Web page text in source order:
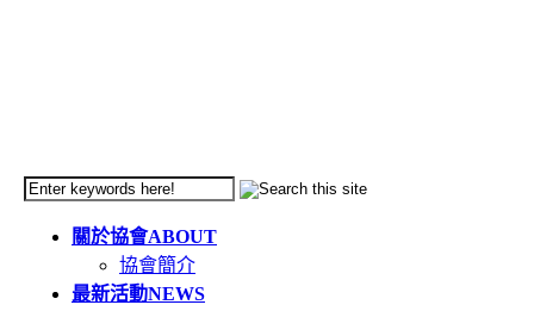
關於協會ABOUT
協會簡介
最新活動NEWS